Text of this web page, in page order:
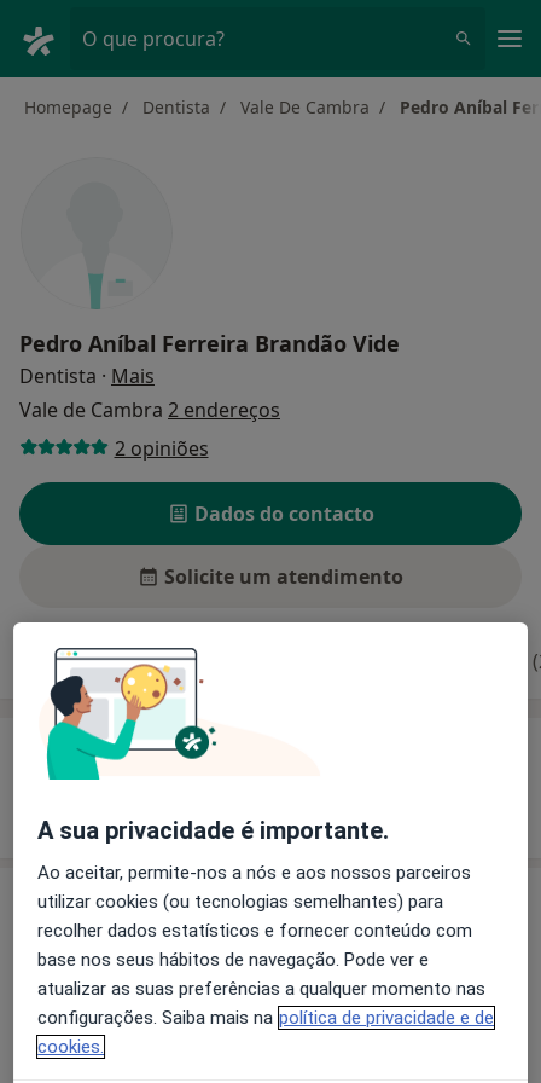
O que procura?
Homepage Dentista Vale De Cambra Pedro Aníbal
Pedro Aníbal Ferreira Brandão Vide
Dentista · Mais
Vale de Cambra 2 endereços
2 opiniões
Dados do contacto
Solicite um atendimento
Experiência Preços Opiniões
Experiência
sobre a experiência
Serviços e preços
Detalhes
A sua privacidade é importante.
Ao aceitar, permite-nos a nós e aos nossos parceiros
utilizar cookies (ou tecnologias semelhantes) para
recolher dados estatísticos e fornecer conteúdo com
base nos seus hábitos de navegação. Pode ver e
atualizar as suas preferências a qualquer momento nas
configurações. Saiba mais na política de privacidade e de
cookies.